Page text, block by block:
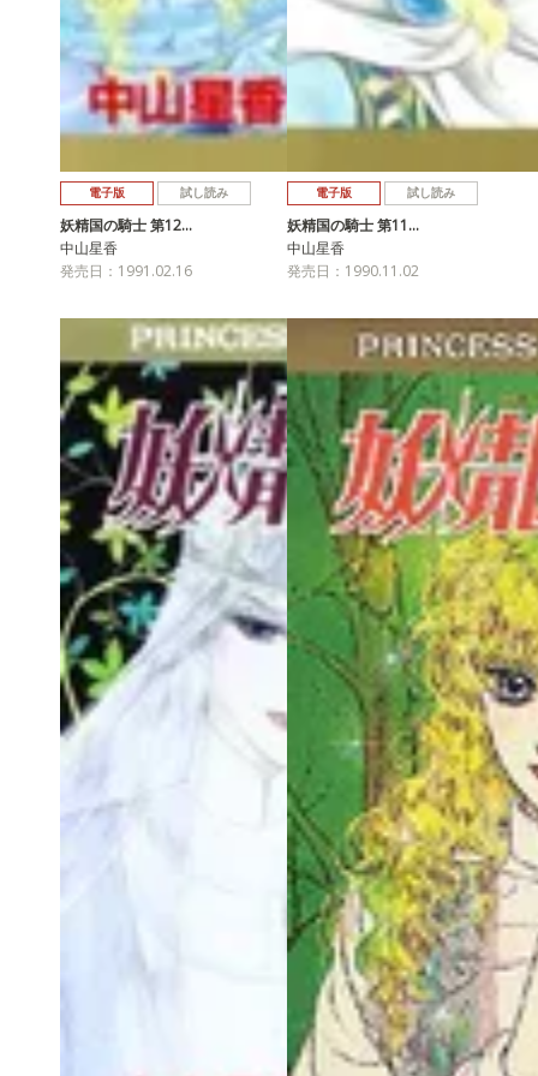
電子版 試し読み
妖精国の騎士 第12…
中山星香
発売日：1991.02.16
電子版 試し読み
妖精国の騎士 第11…
中山星香
発売日：1990.11.02